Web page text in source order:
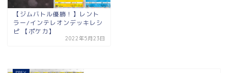
【ジムバトル優勝！】レント
ラー/インテレオンデッキレシ
ピ 【ポケカ】
2022年5月23日